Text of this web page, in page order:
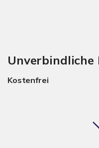
Kostenfrei